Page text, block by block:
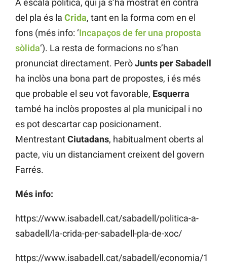
A escala política, qui ja s’ha mostrat en contra
del pla és la Crida, tant en la forma com en el
fons (més info: ‘Incapaços de fer una proposta
sòlida‘). La resta de formacions no s’han
pronunciat directament. PeròJunts per Sabadell
ha inclòs una bona part de propostes, i és més
que probable el seu vot favorable, Esquerra
també ha inclòs propostes al pla municipal i no
es pot descartar cap posicionament.
MentrestantCiutadans, habitualment oberts al
pacte, viu un distanciament creixent del govern
Farrés.
Més info:
https://www.isabadell.cat/sabadell/politica-a-
sabadell/la-crida-per-sabadell-pla-de-xoc/
https://www.isabadell.cat/sabadell/economia/1